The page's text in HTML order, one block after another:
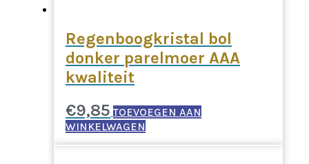
Regenboogkristal bol
donker parelmoer AAA
kwaliteit
€9,85 TOEVOEGEN AAN
WINKELWAGEN